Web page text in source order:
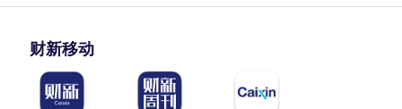
财新移动